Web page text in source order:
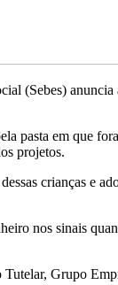
(Sebes)
em que
projetos.
crianças e
nos sinais
Grupo